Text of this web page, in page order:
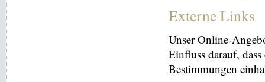
Externe Links
Unser Online-
Einfluss darauf,
Bestimmungen